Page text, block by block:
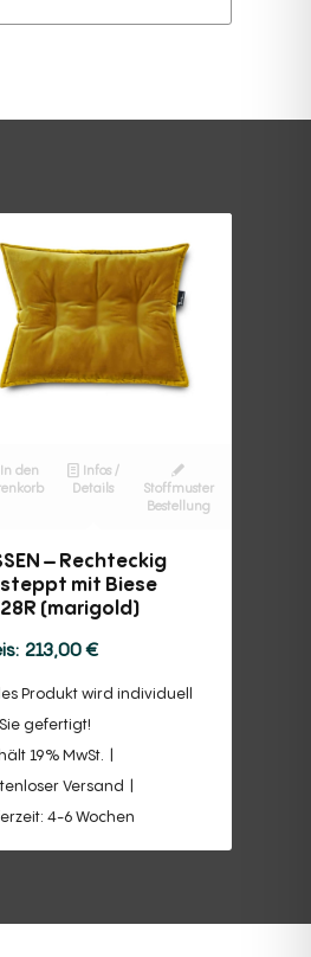
In den
Infos /
Details
Stoffmuster
Bestellung
– Rechteckig
mit Biese
(marigold)
213,00€
Produkt wird individuell
gefertigt!
19% MwSt.
Versand
4-6 Wochen